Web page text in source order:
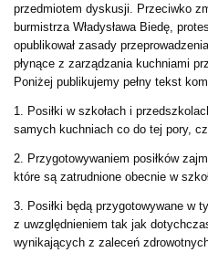
przedmiotem dyskusji. Przeciwko
burmistrza Władysława Biedę,
opublikował zasady
płynące z zarządzania kuchniami
Poniżej publikujemy pełny tekst
1. Posiłki w szkołach i
samych kuchniach co do tej pory,
2. Przygotowywaniem posiłków
które są zatrudnione obecnie w
3. Posiłki będą przygotowywane w
z uwzględnieniem tak jak
wynikających z zaleceń